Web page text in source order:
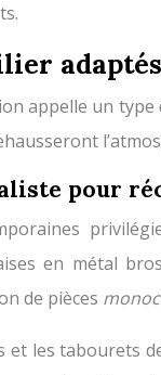
appelle un
pour
en métal
de pièces
et les tabourets